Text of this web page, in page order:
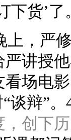
下货’了
上，严
讲授
场电
谈辩”
，创下